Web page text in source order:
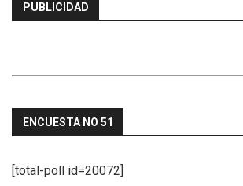
PUBLICIDAD
ENCUESTA NO 51
[total-poll id=20072]